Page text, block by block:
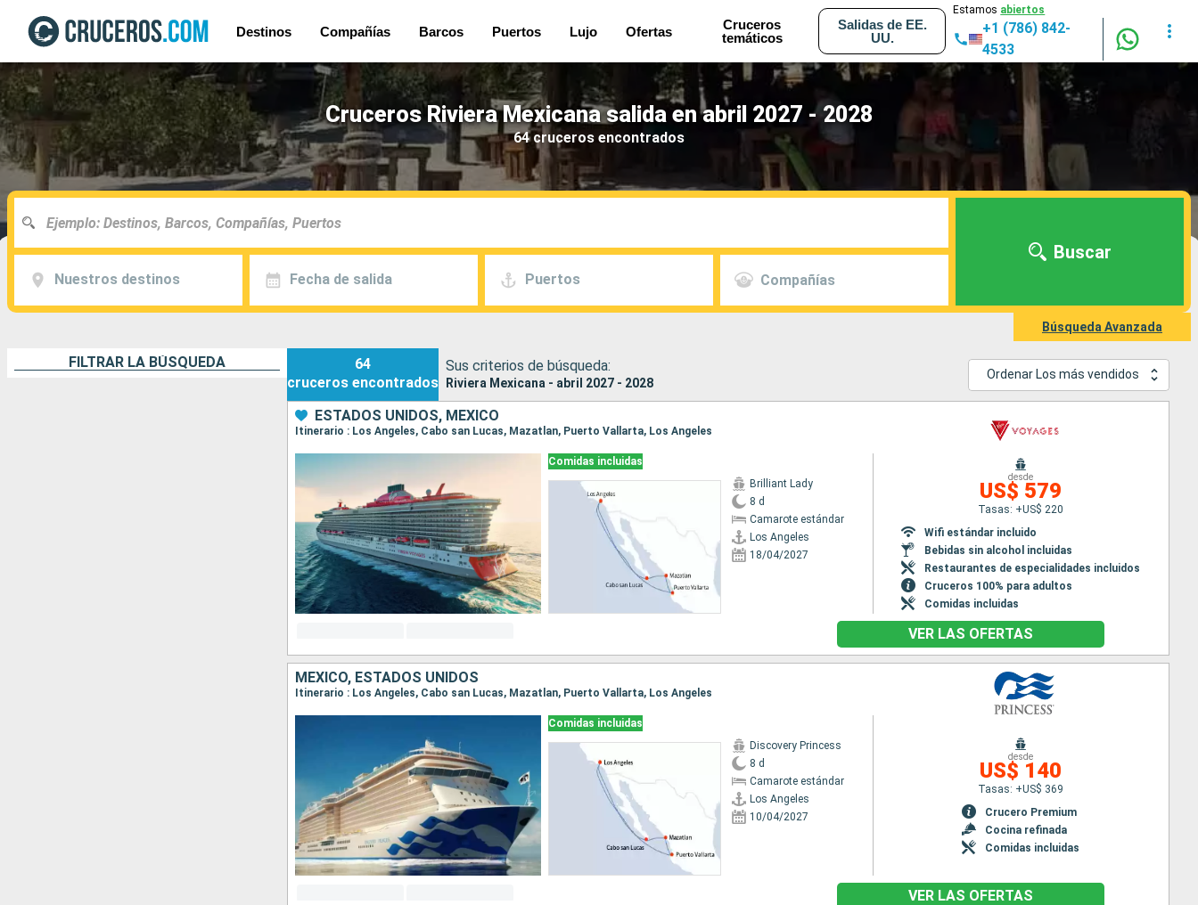
Destinos Compañías Barcos Puertos Lujo Ofertas
Cruceros
temáticos
Salidas de EE.
UU.
Estamos abiertos
+1 (786) 842-
4533
Cruceros Riviera Mexicana salida en abril 2027 - 2028
64 cruceros encontrados
Nuestros destinos Fecha de salida Puertos Compañías
Buscar
Búsqueda Avanzada
FILTRAR LA BÚSQUEDA
64
cruceros encontrados
Sus criterios de búsqueda:
Riviera Mexicana - abril 2027 - 2028
Ordenar Los más vendidos
ESTADOS UNIDOS, MÉXICO
Itinerario : Los Angeles, Cabo san Lucas, Mazatlan, Puerto Vallarta, Los Angeles
Comidas incluidas
Brilliant Lady
8 d
Camarote estándar
Los Angeles
18/04/2027
desde
US$ 579
Tasas: +US$ 220
Wifi estándar incluido
Bebidas sin alcohol incluidas
Restaurantes de especialidades incluidos
Cruceros 100% para adultos
Comidas incluidas
VER LAS OFERTAS
MÉXICO, ESTADOS UNIDOS
Itinerario : Los Angeles, Cabo san Lucas, Mazatlan, Puerto Vallarta, Los Angeles
Comidas incluidas
Discovery Princess
8 d
Camarote estándar
Los Angeles
10/04/2027
desde
US$ 140
Tasas: +US$ 369
Crucero Premium
Cocina refinada
Comidas incluidas
VER LAS OFERTAS